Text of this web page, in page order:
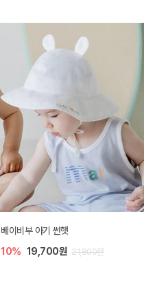
베이비부 아기 썬햇
10% 19,700원 21,800원